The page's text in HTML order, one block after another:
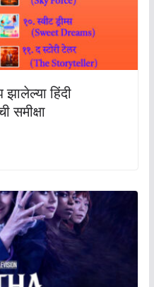
हिंदी
समीक्षा